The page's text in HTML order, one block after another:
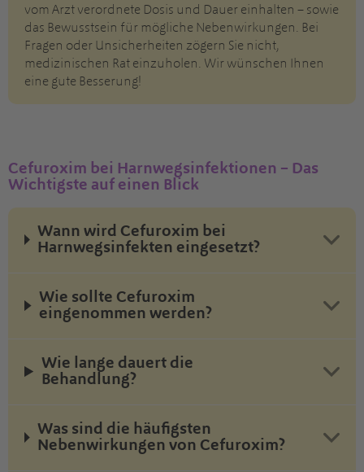
vom Arzt verordnete Dosis und Dauer einhalten – sowie
das Bewusstsein für mögliche Nebenwirkungen. Bei
Fragen oder Unsicherheiten zögern Sie nicht,
medizinischen Rat einzuholen. Wir wünschen Ihnen
eine gute Besserung!
Cefuroxim bei Harnwegsinfektionen – Das
Wichtigste auf einen Blick
Wann wird Cefuroxim bei
Harnwegsinfekten eingesetzt?
Wie sollte Cefuroxim
eingenommen werden?
Wie lange dauert die
Behandlung?
Was sind die häufigsten
Nebenwirkungen von Cefuroxim?